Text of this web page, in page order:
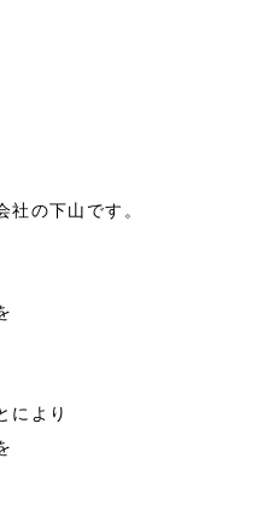
社の下山です。
により